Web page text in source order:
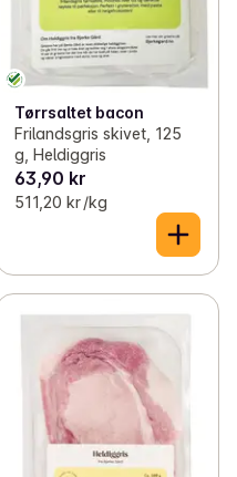
Tørrsaltet bacon
Frilandsgris skivet, 125
g, Heldiggris
63,90 kr
511,20 kr /kg